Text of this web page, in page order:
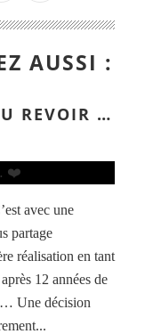
AUSSI :
REVOIR …
avec une
partage
réalisation en tant
12 années de
… Une décision